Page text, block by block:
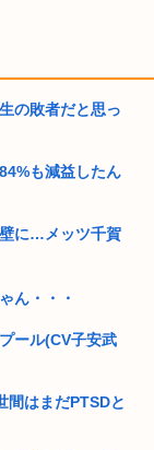
てるのすぐわか
…
脅し性的暴行
の敗者だと思っ
も減益したん
に…メッツ千賀
ん・・・
ール(CV子安武
間はまだPTSDと